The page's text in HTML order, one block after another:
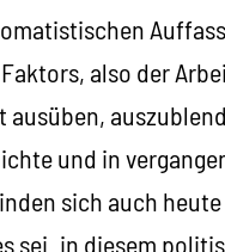
also der
und in
sich auch
sei „in diesem